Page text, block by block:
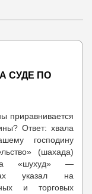
СУДЕ ПО
приравнивается
Ответ: хвала
господину
(шахада)
«шухуд» —
указал на
и торговых